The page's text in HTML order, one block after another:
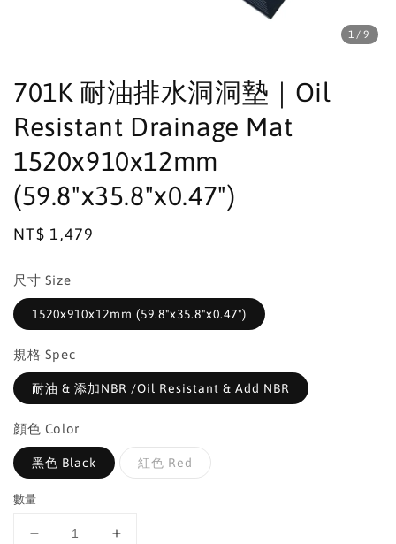
1 /9
701K 耐油排水洞洞墊｜Oil
Resistant Drainage Mat
1520x910x12mm
(59.8"x35.8"x0.47")
Regular
NT$ 1,479
尺寸 Size
1520x910x12mm (59.8"x35.8"x0.47")
規格 Spec
耐油 & 添加NBR /Oil Resistant & Add NBR
顔色 Color
黑色 Black 紅色 Red
數量